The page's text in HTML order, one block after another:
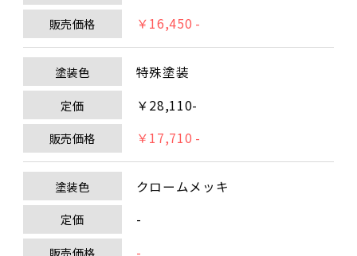
販売価格 ￥16,450 -
塗装色 特殊塗装
定価 ￥28,110-
販売価格 ￥17,710 -
塗装色 クロームメッキ
定価 -
販売価格 -